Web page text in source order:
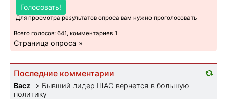
Голосовать!
Для просмотра результатов опроса вам нужно проголосовать
Всего голосов: 641, комментариев 1
Страница опроса »
Последние комментарии
Bacz → Бывший лидер ШАС вернется в большую
политику